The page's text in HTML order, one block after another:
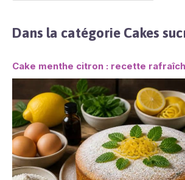
Dans la catégorie Cakes
Cake menthe citron : recette